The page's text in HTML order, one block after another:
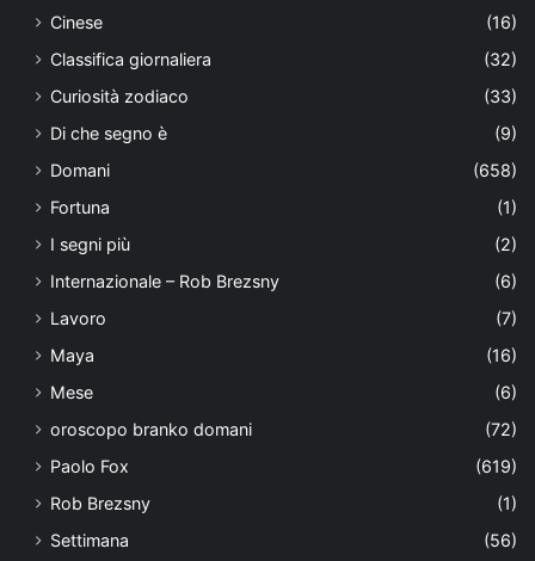
Cinese
(16)
Classifica giornaliera
(32)
Curiosità zodiaco
(33)
Di che segno è
(9)
Domani
(658)
Fortuna
(1)
I segni più
(2)
Internazionale – Rob Brezsny
(6)
Lavoro
(7)
Maya
(16)
Mese
(6)
oroscopo branko domani
(72)
Paolo Fox
(619)
Rob Brezsny
(1)
Settimana
(56)